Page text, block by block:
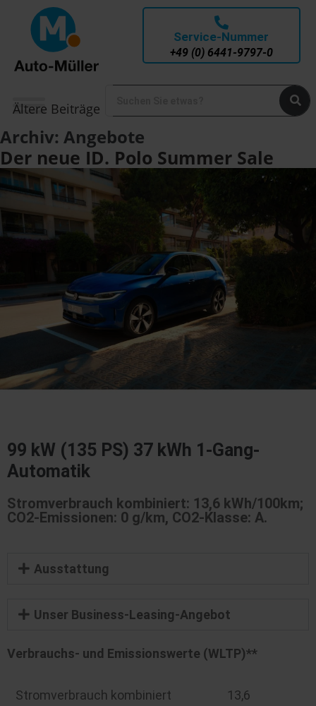
Archiv: Angebote
Der neue ID. Polo Summer Sale
99 kW (135 PS) 37 kWh 1-Gang-
Automatik
Stromverbrauch kombiniert: 13,6 kWh/100km;
CO2-Emissionen: 0 g/km, CO2-Klasse: A.
Ausstattung
Unser Business-Leasing-Angebot
Verbrauchs- und Emissionswerte (WLTP)**
Stromverbrauch kombiniert
13,6
Ältere Beiträge
Service-Nummer
+49 (0) 6441-9797-0